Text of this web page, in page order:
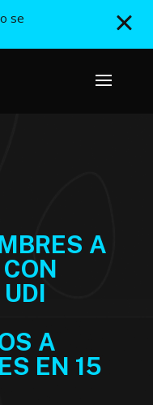
se
A
A
EN 15